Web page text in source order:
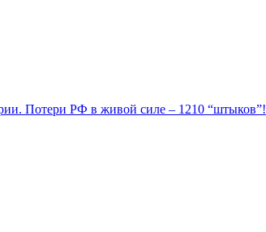
Потери РФ в живой силе – 1210 “штыков”!